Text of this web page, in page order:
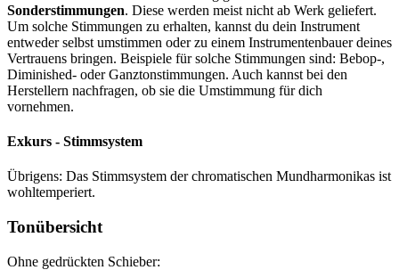
Sonderstimmungen. Diese werden meist nicht ab Werk geliefert.
Um solche Stimmungen zu erhalten, kannst du dein Instrument
entweder selbst umstimmen oder zu einem Instrumentenbauer deines
Vertrauens bringen. Beispiele für solche Stimmungen sind: Bebop-,
Diminished- oder Ganztonstimmungen. Auch kannst bei den
Herstellern nachfragen, ob sie die Umstimmung für dich
vornehmen.
Exkurs - Stimmsystem
Übrigens: Das Stimmsystem der chromatischen Mundharmonikas ist
wohltemperiert.
Tonübersicht
Ohne gedrückten Schieber: